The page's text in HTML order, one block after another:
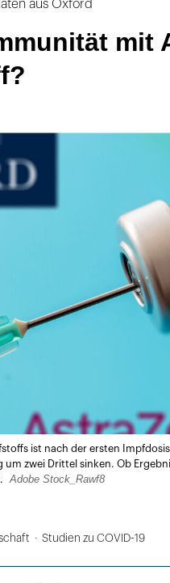
aus Oxford
mit
ist nach der ersten
zwei Drittel sinken. Ob
Adobe Stock_Rawf8
Studien zu COVID-19